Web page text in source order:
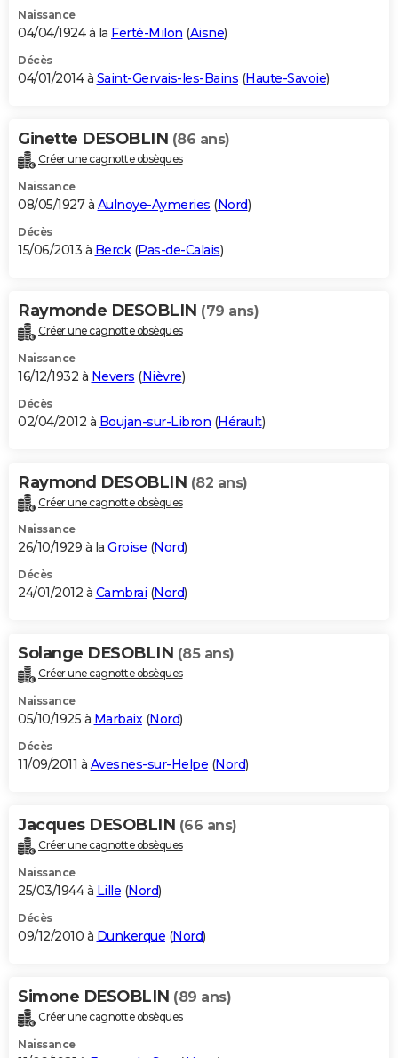
Naissance
04/04/1924 à la Ferté-Milon (Aisne)
Décès
04/01/2014 à Saint-Gervais-les-Bains (Haute-Savoie)
Ginette DESOBLIN (86 ans)
Créer une cagnotte obsèques
Naissance
08/05/1927 à Aulnoye-Aymeries (Nord)
Décès
15/06/2013 à Berck(Pas-de-Calais)
Raymonde DESOBLIN (79 ans)
Créer une cagnotte obsèques
Naissance
16/12/1932 à Nevers (Nièvre)
Décès
02/04/2012 à Boujan-sur-Libron (Hérault)
Raymond DESOBLIN (82 ans)
Créer une cagnotte obsèques
Naissance
26/10/1929 à la Groise (Nord)
Décès
24/01/2012 à Cambrai (Nord)
Solange DESOBLIN (85 ans)
Créer une cagnotte obsèques
Naissance
05/10/1925 à Marbaix(Nord)
Décès
11/09/2011 à Avesnes-sur-Helpe (Nord)
Jacques DESOBLIN (66 ans)
Créer une cagnotte obsèques
Naissance
25/03/1944 à Lille (Nord)
Décès
09/12/2010 à Dunkerque (Nord)
Simone DESOBLIN (89 ans)
Créer une cagnotte obsèques
Naissance